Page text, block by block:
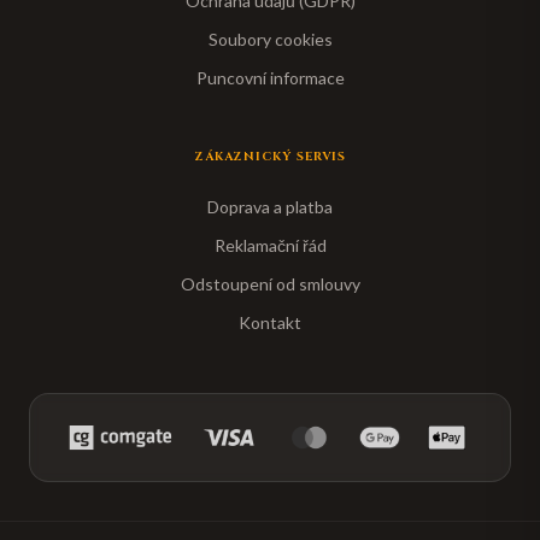
Soubory cookies
Puncovní informace
ZÁKAZNICKÝ SERVIS
Doprava a platba
Reklamační řád
Odstoupení od smlouvy
Kontakt